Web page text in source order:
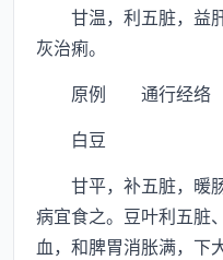
甘温，利五脏，益
灰治痢。
原例 通行经络
白豆
甘平，补五脏，暖
病宜食之。豆叶利五脏
血，和脾胃消胀满，下